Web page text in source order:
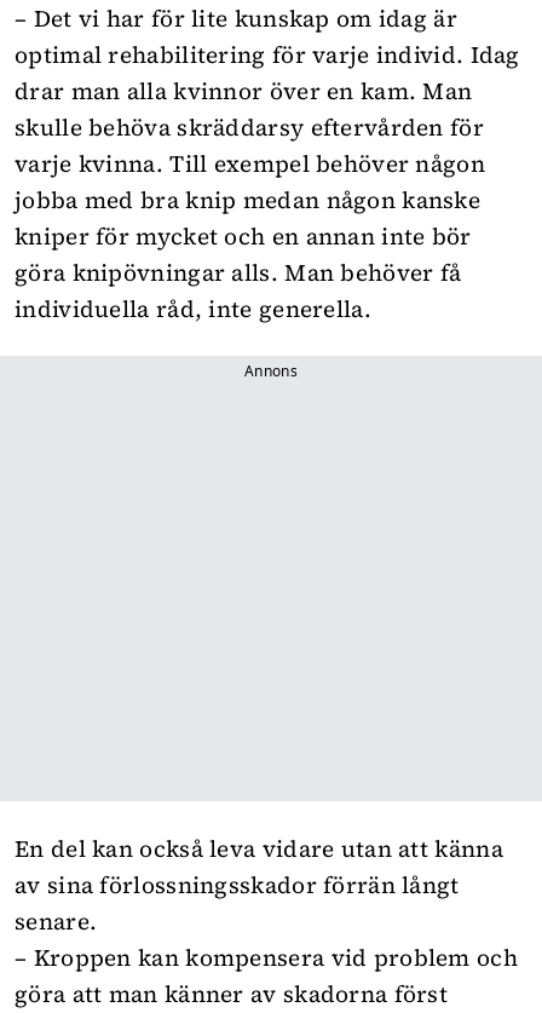
– Det vi har för lite kunskap om idag är
optimal rehabilitering för varje individ. Idag
drar man alla kvinnor över en kam. Man
skulle behöva skräddarsy eftervården för
varje kvinna. Till exempel behöver någon
jobba med bra knip medan någon kanske
kniper för mycket och en annan inte bör
göra knipövningar alls. Man behöver få
individuella råd, inte generella.
Annons
En del kan också leva vidare utan att känna
av sina förlossningsskador förrän långt
senare.
– Kroppen kan kompensera vid problem och
göra att man känner av skadorna först